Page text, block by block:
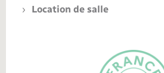
Location de salle